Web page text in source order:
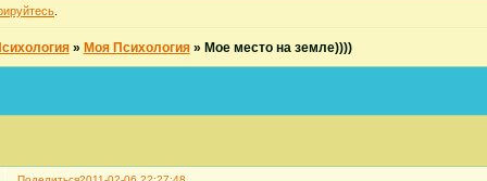
» Моя Психология » Мое место на земле))))